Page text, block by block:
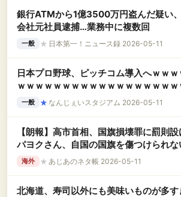
銀行ATMから1億3500万円盗んだ疑い
会社元社員逮捕…業務中に複数回
一般 ★ 日本第一！ニュース録 2026-05-11
日本プロ野球、ピッチコム導入へｗｗ
ｗｗｗｗｗｗｗｗｗｗｗｗｗｗｗｗｗｗ
ｗｗｗｗｗ
一般 ★ なんじぇいスタジアム 2026-05-11
【朗報】高市首相、国旗損壊罪に罰則設
パヨクさん、自国の国旗を傷つけられな
絶望
海外 ★ あじあのネタ帳 2026-05-11
北海道、寿司以外にも美味いものが多す